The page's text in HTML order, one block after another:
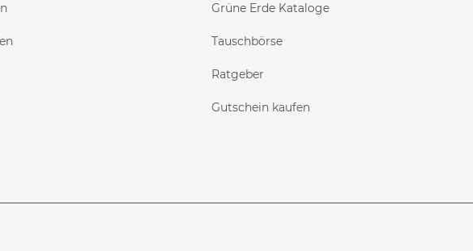
Grüne Erde Kataloge
Tauschbörse
Ratgeber
Gutschein kaufen